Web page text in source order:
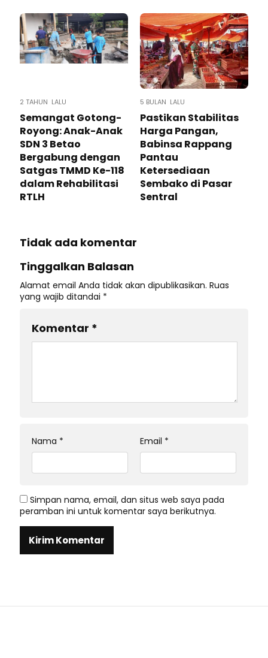
2 TAHUN LALU
Semangat Gotong-
Royong: Anak-Anak
SDN 3 Betao
Bergabung dengan
Satgas TMMD Ke-118
dalam Rehabilitasi
RTLH
5 BULAN LALU
Pastikan Stabilitas
Harga Pangan,
Babinsa Rappang
Pantau
Ketersediaan
Sembako di Pasar
Sentral
Tidak ada komentar
Tinggalkan Balasan
Alamat email Anda tidak akan dipublikasikan. Ruas
yang wajib ditandai *
Komentar *
Nama * Email *
Simpan nama, email, dan situs web saya pada
peramban ini untuk komentar saya berikutnya.